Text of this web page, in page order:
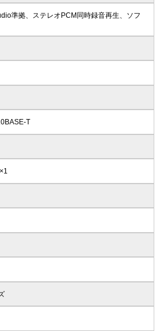
準拠、ステレオPCM同時録音再生、ソフ
T